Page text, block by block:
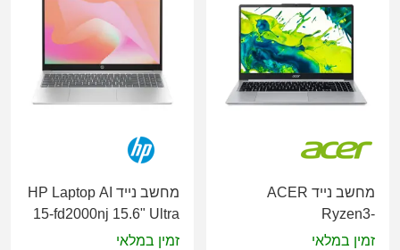
מחשב נייד ACER
Ryzen3-
5400U/8G/512G/15.6"
זמין במלאי
מחשב נייד HP Laptop AI
15-fd2000nj 15.6" Ultra
5-225U/16GB
זמין במלאי